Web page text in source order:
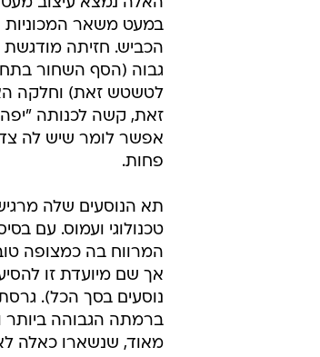
במעט משאר המכוניות
הכביש. חזיתה מודגשת
גבוה (הסף השחור
לטשטש זאת) וחלקה
זאת, קשה לכנותה
אפשר לומר שיש לה
פחות.
תא הנוסעים שלה
המרווח בה כמצופה
אך שם מיועדת זו
נוסעים בסך הכל).
ברמתה הגבוהה ביותר
מאוד, שנשארו כאלה